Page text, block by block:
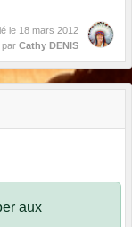
le 18 mars 2012
par Cathy DENIS
aux